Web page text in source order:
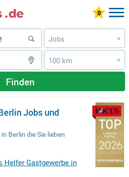
Jobs »
100 km »
Finden
Jobs und
Berlin die Sie lieben
Helfer Gastgewerbe in